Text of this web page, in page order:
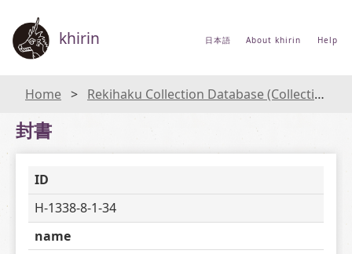
khirin 日本語 About khirin Help
Home Rekihaku Collection Database (Collections Database of the National Museum of Japanese History)
封書
ID
H-1338-8-1-34
name